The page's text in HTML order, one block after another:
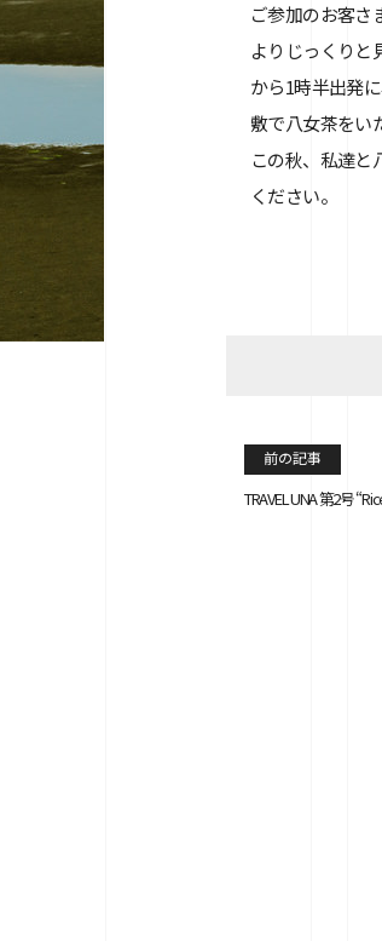
ご参加のお客さ
よりじっくりと
から1時半出発
敷で八女茶をい
この秋、私達と
ください。
前の記事
TRAVEL UNA 第2号